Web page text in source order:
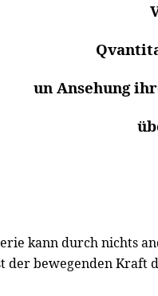
un Ansehung
kann durch nichts
der bewegenden Kraft